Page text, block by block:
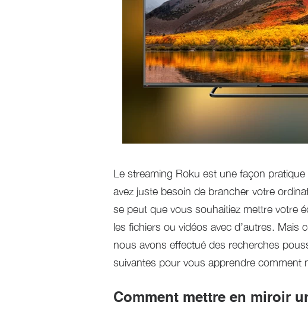
Le streaming Roku est une façon
avez juste besoin de brancher votre
se peut que vous souhaitiez mettre votre
les fichiers ou vidéos avec d’autres. Mais
nous avons effectué des recherches
suivantes pour vous apprendre comment
Comment mettre en miroir